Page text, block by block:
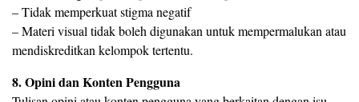
– Tidak memperkuat stigma negatif
– Materi visual tidak boleh digunakan untuk mempermalukan atau
mendiskreditkan kelompok tertentu.
8.⁠ ⁠Opini dan Konten Pengguna